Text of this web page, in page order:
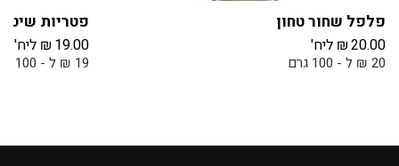
פלפל שחור טחון
₪20.00 ליח'
20 ₪ ל - 100 גרם
פטריות
₪ 19.00 ליח'
19 ₪ ל - 100 גרם